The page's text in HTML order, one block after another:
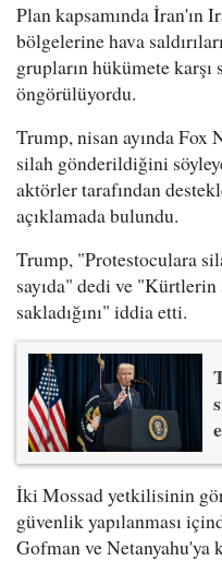
Plan kapsamında İran'ın
bölgelerine hava
grupların hükümete
öngörülüyordu.
Trump, nisan ayında Fox
silah gönderildiğini
aktörler tarafından
açıklamada bulundu.
Trump, "Protestoculara
sayıda" dedi ve
sakladığını" iddia etti.
İki Mossad yetkilisinin
güvenlik yapılanması
Gofman ve Netanyahu'ya